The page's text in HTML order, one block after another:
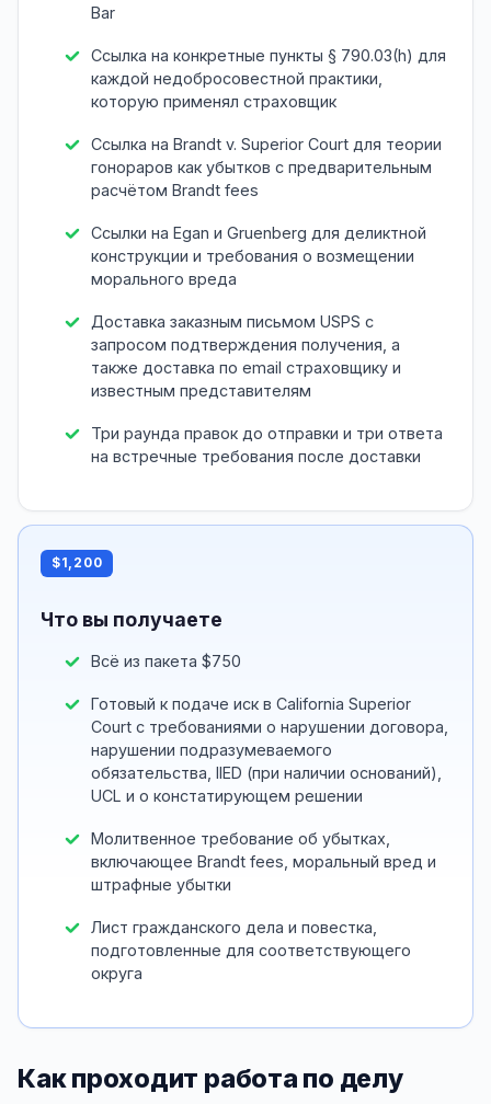
Bar
Ссылка на конкретные пункты § 790.03(h) для
каждой недобросовестной практики,
которую применял страховщик
Ссылка на Brandt v. Superior Court для теории
гонораров как убытков с предварительным
расчётом Brandt fees
Ссылки на Egan и Gruenberg для деликтной
конструкции и требования о возмещении
морального вреда
Доставка заказным письмом USPS с
запросом подтверждения получения, а
также доставка по email страховщику и
известным представителям
Три раунда правок до отправки и три ответа
на встречные требования после доставки
$1,200
Что вы получаете
Всё из пакета $750
Готовый к подаче иск в California Superior
Court с требованиями о нарушении договора,
нарушении подразумеваемого
обязательства, IIED (при наличии оснований),
UCL и о констатирующем решении
Молитвенное требование об убытках,
включающее Brandt fees, моральный вред и
штрафные убытки
Лист гражданского дела и повестка,
подготовленные для соответствующего
округа
Как проходит работа по делу